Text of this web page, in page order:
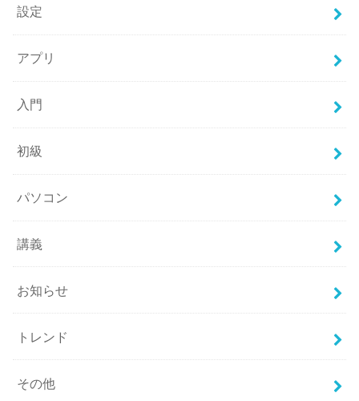
設定
アプリ
入門
初級
パソコン
講義
お知らせ
トレンド
その他